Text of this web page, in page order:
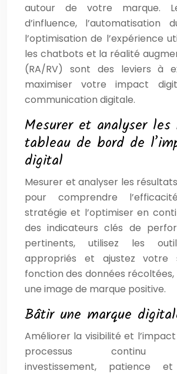
autour de votre marque.
d’influence, l’automatisation
l’optimisation de l’expérience
les chatbots et la réalité
(RA/RV) sont des leviers à
maximiser votre impact
communication digitale.
Mesurer et analyser
tableau de bord de
digital
Mesurer et analyser les
pour comprendre
stratégie et l’optimiser en
des indicateurs clés de
pertinents, utilisez les
appropriés et ajustez votre
fonction des données
une image de marque positive.
Bâtir une marque
Améliorer la visibilité et
processus continu
investissement, patience